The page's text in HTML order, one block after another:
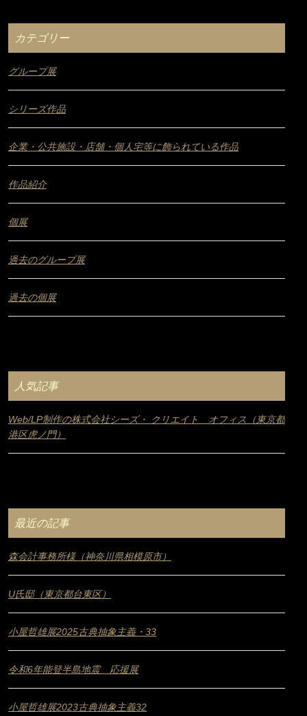
カテゴリー
グループ展
シリーズ作品
企業・公共施設・店舗・個人宅等に飾られている作品
作品紹介
個展
過去のグループ展
過去の個展
人気記事
Web/LP制作の株式会社シーズ・ クリエイト オフィス（東京都
港区虎ノ門）
最近の記事
森会計事務所様（神奈川県相模原市）
U氏邸（東京都台東区）
小屋哲雄展2025古典抽象主義・33
令和6年能登半島地震 応援展
小屋哲雄展2023古典抽象主義32